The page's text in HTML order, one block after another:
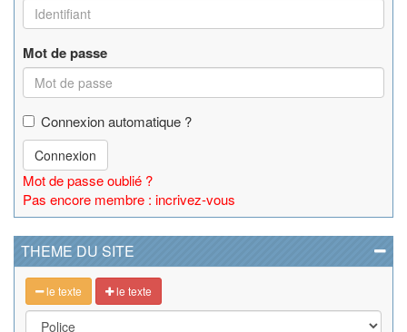
Mot de passe
Connexion automatique ?
Connexion
Mot de passe oublié ?
Pas encore membre : incrivez-vous
THEME DU SITE
le texte le texte